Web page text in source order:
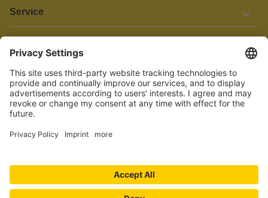
Service
Informationen
Barrierefreiheit
Wir bemühen uns, unsere Website barrierefrei zu gestalten.
Einige Inhalte und Funktionen sind derzeit jedoch noch nicht
vollständig zugänglich. Wenn Sie auf Barrieren stoßen oder Hilfe
benötigen, kontaktieren Sie uns bitte unter service[at]knutzen.de.
Vertrag widerrufen
© 2026 TEBOLO